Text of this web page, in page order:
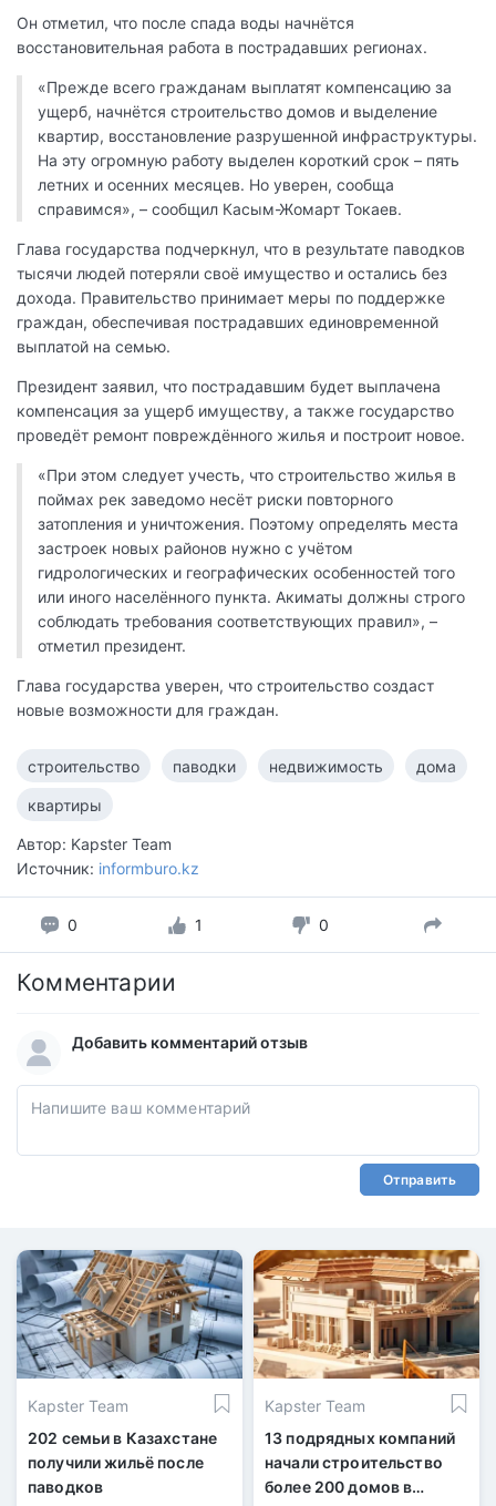
Он отметил, что после спада воды начнётся
восстановительная работа в пострадавших регионах.
«Прежде всего гражданам выплатят компенсацию за
ущерб, начнётся строительство домов и выделение
квартир, восстановление разрушенной инфраструктуры.
На эту огромную работу выделен короткий срок – пять
летних и осенних месяцев. Но уверен, сообща
справимся», – сообщил Касым-Жомарт Токаев.
Глава государства подчеркнул, что в результате паводков
тысячи людей потеряли своё имущество и остались без
дохода. Правительство принимает меры по поддержке
граждан, обеспечивая пострадавших единовременной
выплатой на семью.
Президент заявил, что пострадавшим будет выплачена
компенсация за ущерб имуществу, а также государство
проведёт ремонт повреждённого жилья и построит новое.
«При этом следует учесть, что строительство жилья в
поймах рек заведомо несёт риски повторного
затопления и уничтожения. Поэтому определять места
застроек новых районов нужно с учётом
гидрологических и географических особенностей того
или иного населённого пункта. Акиматы должны строго
соблюдать требования соответствующих правил», –
отметил президент.
Глава государства уверен, что строительство создаст
новые возможности для граждан.
строительство паводки недвижимость дома
квартиры
Автор: Kapster Team
Источник: informburo.kz
0 1 0
Комментарии
Добавить комментарий отзыв
Отправить
Kapster Team
202 семьи в Казахстане
получили жильё после
паводков
Kapster Team
13 подрядных компаний
начали строительство
более 200 домов в